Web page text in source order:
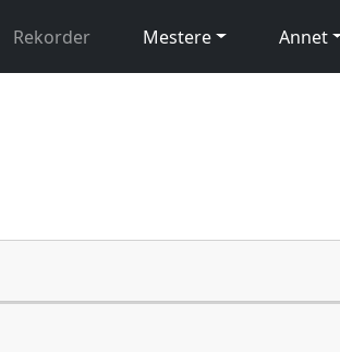
Rekorder Mestere Annet